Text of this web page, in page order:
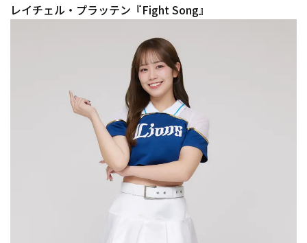
レイチェル・プラッテン『Fight Song』